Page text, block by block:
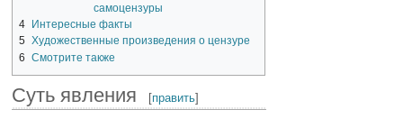
самоцензуры
4
Интересные факты
5 Художественные произведения о цензуре
6
Смотрите также
Суть явления [править]